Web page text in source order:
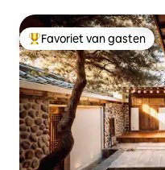
Topfavoriet van gasten
Favoriet van gasten